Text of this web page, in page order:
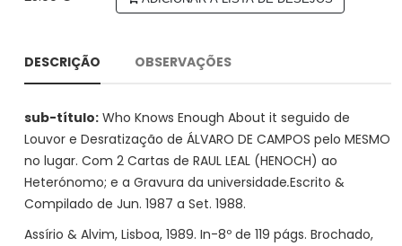
DESCRIÇÃO OBSERVAÇÕES
sub-título: Who Knows Enough About it seguido de
Louvor e Desratização de ÁLVARO DE CAMPOS pelo MESMO
no lugar. Com 2 Cartas de RAUL LEAL (HENOCH) ao
Heterónomo; e a Gravura da universidade.Escrito &
Compilado de Jun. 1987 a Set. 1988.
Assírio & Alvim, Lisboa, 1989. In-8º de 119 págs. Brochado,